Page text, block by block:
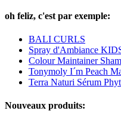
oh feliz, c'est par exemple:
BALI CURLS
Spray d'Ambiance
Colour Maintainer
Tonymoly I´m Peach
Terra Naturi Sérum
Nouveaux produits: